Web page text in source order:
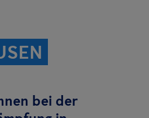
bei der